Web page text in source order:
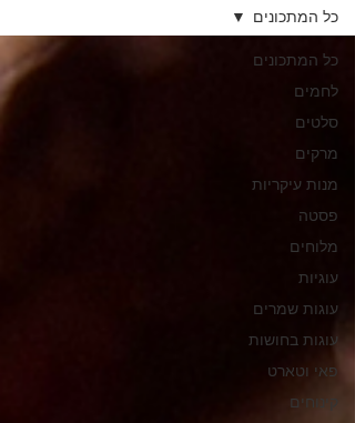
כל המתכונים
לחמים
סלטים
מרקים
מנות עיקריות
פסטה
מלוחים
עוגיות
עוגות שמרים
עוגות בחושות
פאי וטארט
קינוחים
כל המתכונים